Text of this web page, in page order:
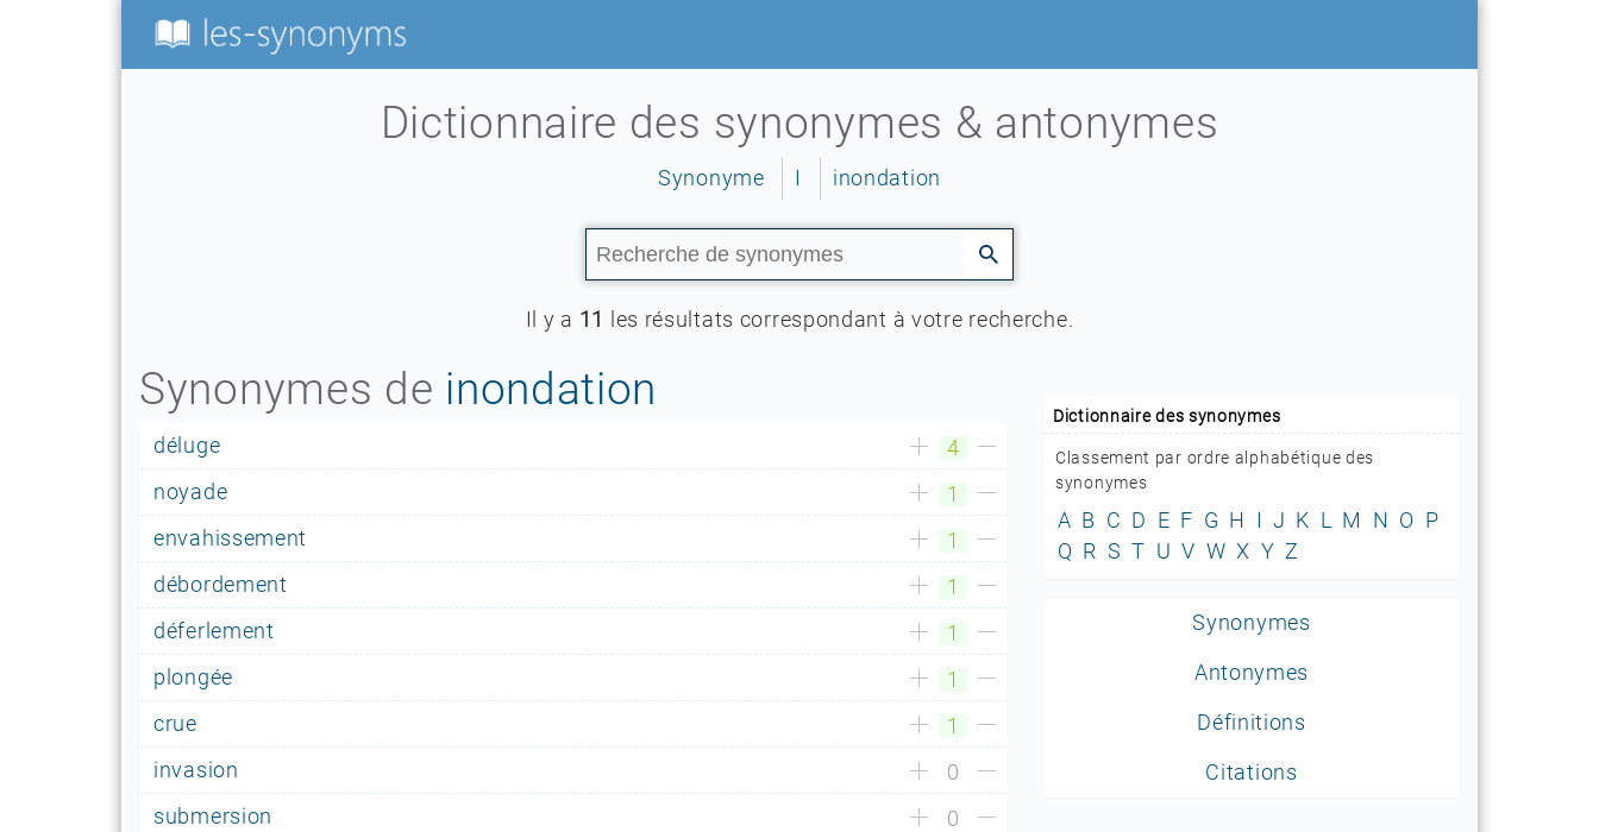
Dictionnaire des synonymes & antonymes
Synonyme I inondation
Il y a 11 les résultats correspondant à votre recherche.
Synonymes de inondation
déluge
4
noyade
1
envahissement
1
débordement
1
déferlement
1
plongée
1
crue
1
invasion
0
submersion
0
Dictionnaire des synonymes
Classement par ordre alphabétique des
synonymes
A B C D E F G H I J K L M N O P
Q R S T U V W X Y Z
Synonymes
Antonymes
Définitions
Citations